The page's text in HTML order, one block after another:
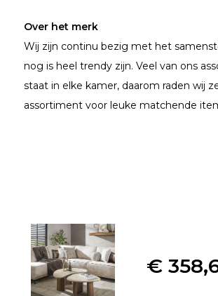
Over het merk
Wij zijn continu bezig met het
nog is heel trendy zijn. Veel van ons
staat in elke kamer, daarom raden wij
assortiment voor leuke matchende
€